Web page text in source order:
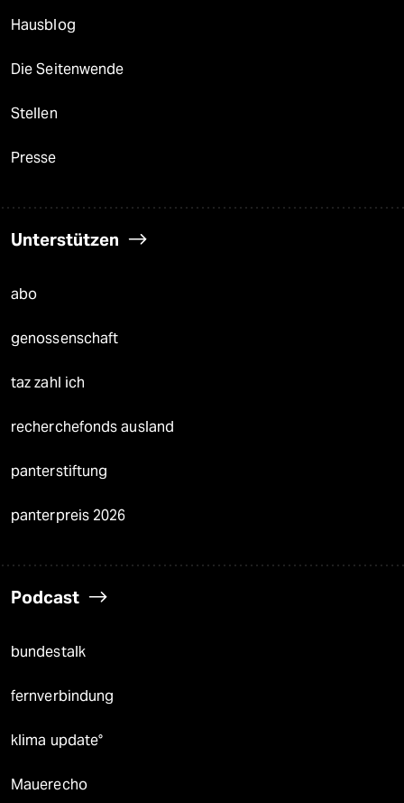
Hausblog
Die Seitenwende
Stellen
Presse
Unterstützen
abo
genossenschaft
taz zahl ich
recherchefonds ausland
panterstiftung
panterpreis 2026
Podcast
bundestalk
fernverbindung
klima update°
Mauerecho